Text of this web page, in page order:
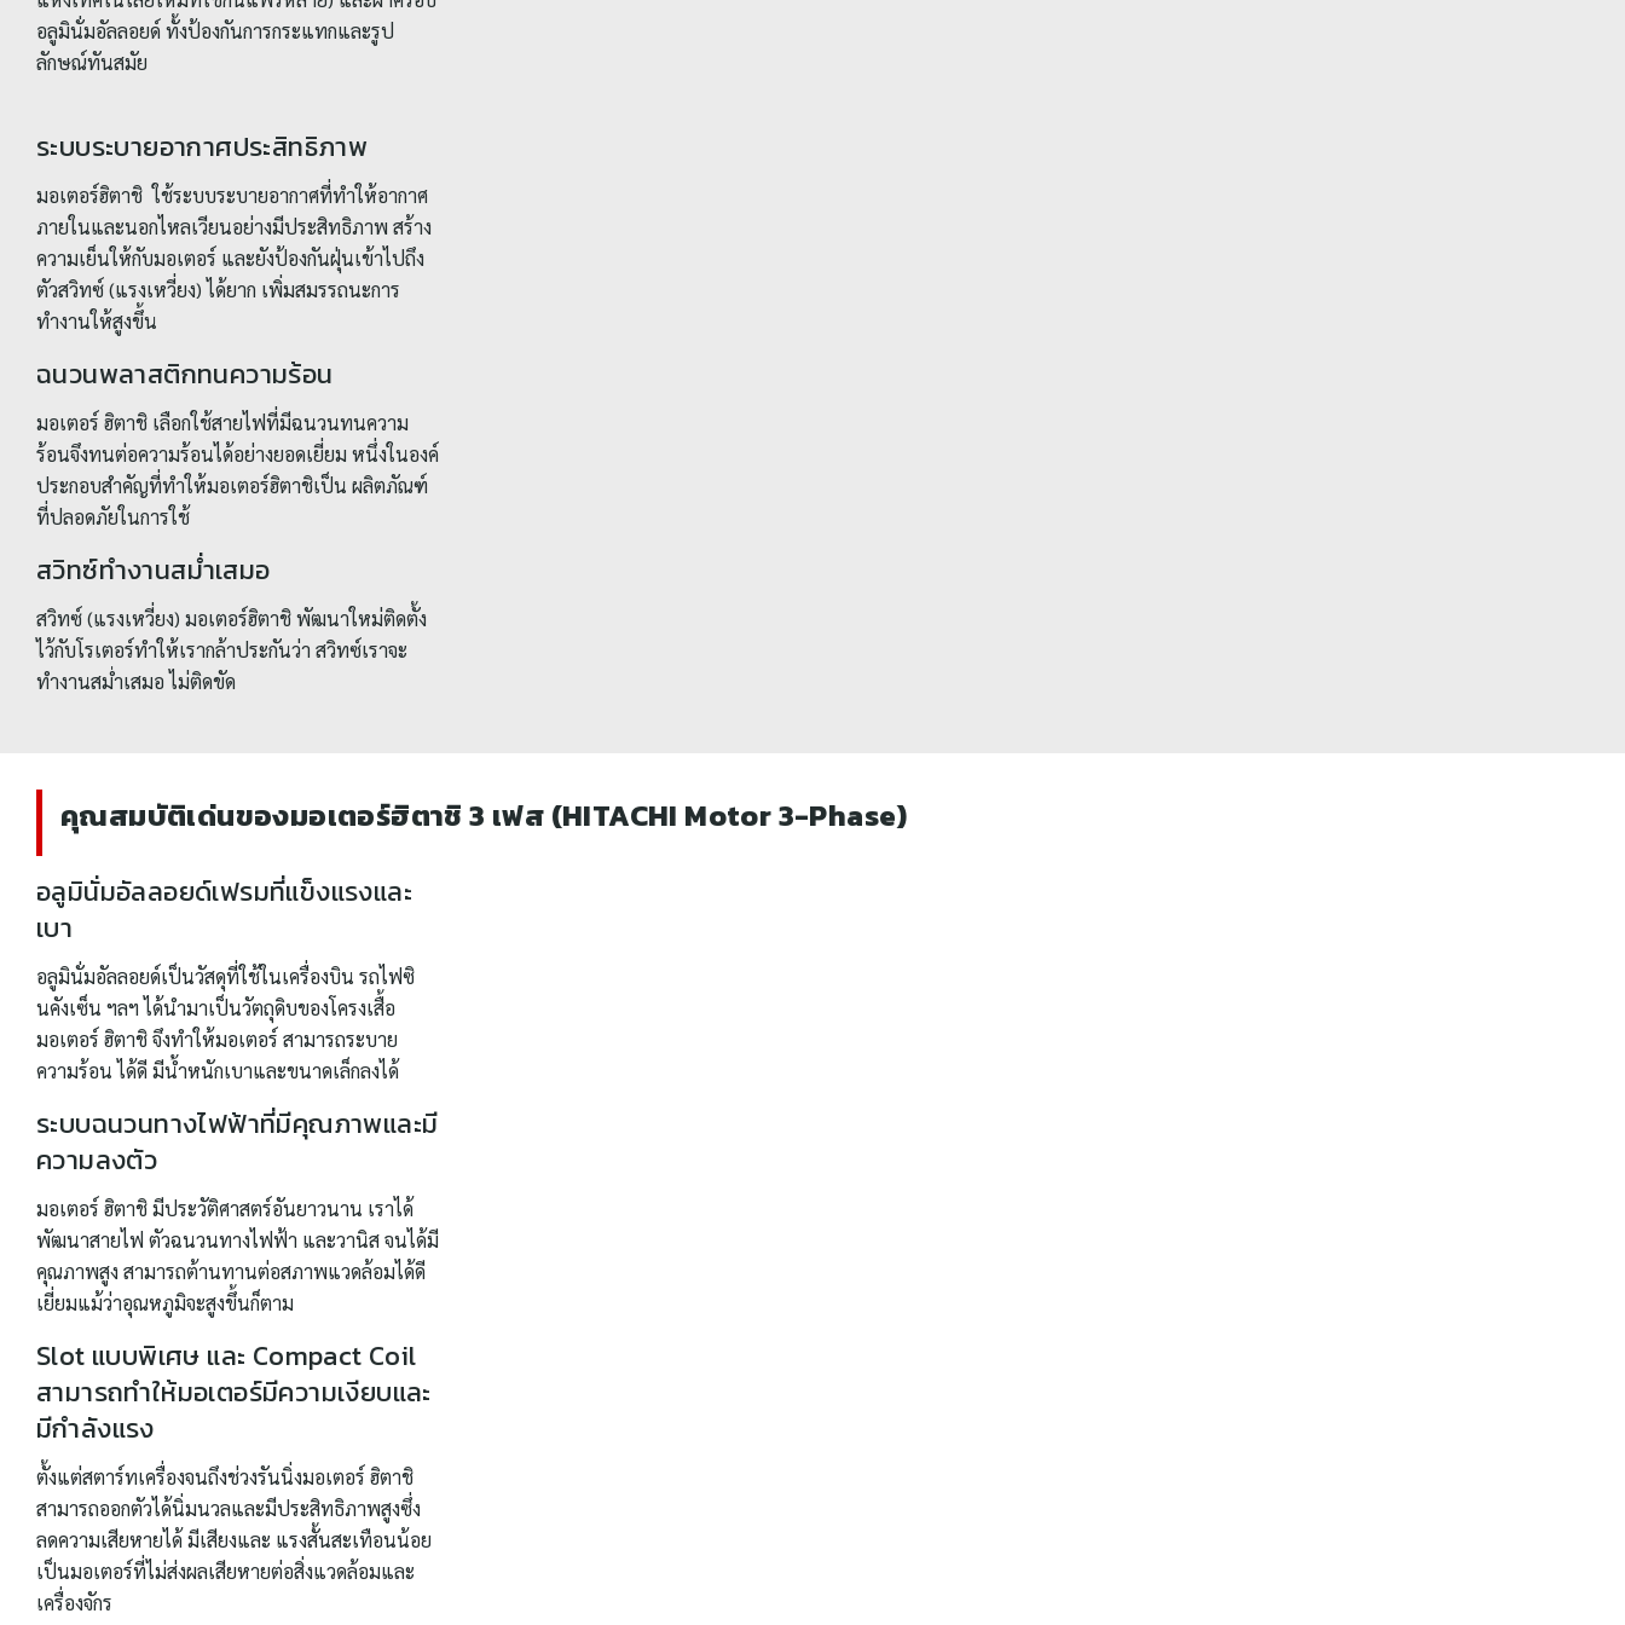
อลูมินั่มอัลลอยด์ ทั้งป้องกันการกระแทกและรูป
ลักษณ์ทันสมัย
ระบบระบายอากาศประสิทธิภาพ
มอเตอร์ฮิตาชิ ใช้ระบบระบายอากาศที่ทำให้อากาศ
ภายในและนอกไหลเวียนอย่างมีประสิทธิภาพ สร้าง
ความเย็นให้กับมอเตอร์ และยังป้องกันฝุ่นเข้าไปถึง
ตัวสวิทซ์ (แรงเหวี่ยง) ได้ยาก เพิ่มสมรรถนะการ
ทำงานให้สูงขึ้น
ฉนวนพลาสติกทนความร้อน
มอเตอร์ ฮิตาชิ เลือกใช้สายไฟที่มีฉนวนทนความ
ร้อนจึงทนต่อความร้อนได้อย่างยอดเยี่ยม หนึ่งในองค์
ประกอบสำคัญที่ทำให้มอเตอร์ฮิตาชิเป็น ผลิตภัณฑ์
ที่ปลอดภัยในการใช้
สวิทซ์ทำงานสม่ำเสมอ
สวิทซ์ (แรงเหวี่ยง) มอเตอร์ฮิตาชิ พัฒนาใหม่ติดตั้ง
ไว้กับโรเตอร์ทำให้เรากล้าประกันว่า สวิทซ์เราจะ
ทำงานสม่ำเสมอ ไม่ติดขัด
คุณสมบัติเด่นของมอเตอร์ฮิตาชิ 3 เฟส (HITACHI Motor 3-Phase)
อลูมินั่มอัลลอยด์เฟรมที่แข็งแรงและ
เบา
อลูมินั่มอัลลอยด์เป็นวัสดุที่ใช้ในเครื่องบิน รถไฟซิ
นคังเซ็น ฯลฯ ได้นำมาเป็นวัตถุดิบของโครงเสื้อ
มอเตอร์ ฮิตาชิ จึงทำให้มอเตอร์ สามารถระบาย
ความร้อน ได้ดี มีน้ำหนักเบาและขนาดเล็กลงได้
ระบบฉนวนทางไฟฟ้าที่มีคุณภาพและมี
ความลงตัว
มอเตอร์ ฮิตาชิ มีประวัติศาสตร์อันยาวนาน เราได้
พัฒนาสายไฟ ตัวฉนวนทางไฟฟ้า และวานิส จนได้มี
คุณภาพสูง สามารถต้านทานต่อสภาพแวดล้อมได้ดี
เยี่ยมแม้ว่าอุณหภูมิจะสูงขึ้นก็ตาม
Slot แบบพิเศษ และ Compact Coil
สามารถทำให้มอเตอร์มีความเงียบและ
มีกำลังแรง
ตั้งแต่สตาร์ทเครื่องจนถึงช่วงรันนิ่งมอเตอร์ ฮิตาชิ
สามารถออกตัวได้นิ่มนวลและมีประสิทธิภาพสูงซึ่ง
ลดความเสียหายได้ มีเสียงและ แรงสั้นสะเทือนน้อย
เป็นมอเตอร์ที่ไม่ส่งผลเสียหายต่อสิ่งแวดล้อมและ
เครื่องจักร